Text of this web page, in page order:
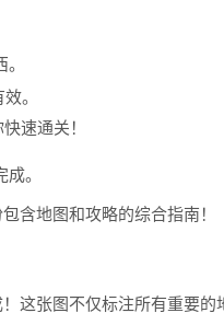
。
。
含地图和攻略的综合指南！
这张图不仅标注所有重要